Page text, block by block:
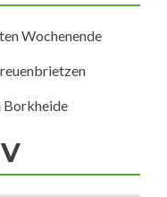
Wochenende
Borkheide